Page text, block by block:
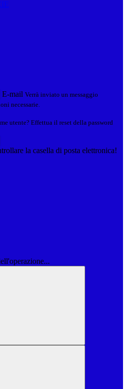
E-mail Verrà inviato un messaggio
necessarie.
utente? Effettua il reset della password
la casella di posta elettronica!